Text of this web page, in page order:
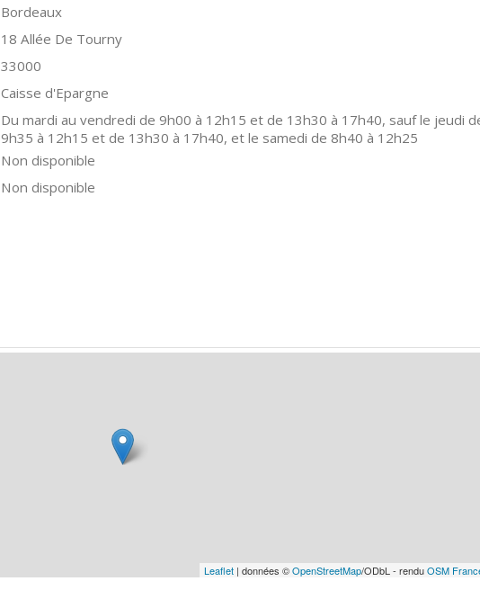
Bordeaux
18 Allée De Tourny
33000
Caisse d'Epargne
Du mardi au vendredi de 9h00 à 12h15 et de 13h30 à 17h40, sauf le jeudi
9h35 à 12h15 et de 13h30 à 17h40, et le samedi de 8h40 à 12h25
Non disponible
Non disponible
Leaflet| données ©OpenStreetMap/ODbL - renduOSM